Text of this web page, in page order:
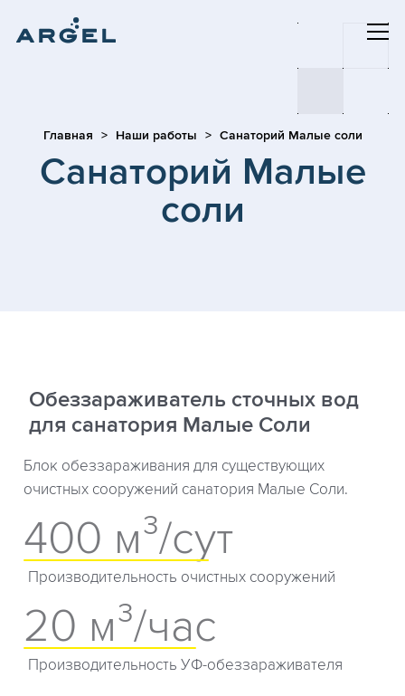
Главная Наши работы Санаторий Малые соли
Санаторий Малые
соли
Обеззараживатель сточных вод
для санатория Малые Соли
Блок обеззараживания для существующих
очистных сооружений санатория Малые Соли.
400 м³/сут
Производительность очистных сооружений
20 м³/час
Производительность УФ-обеззараживателя